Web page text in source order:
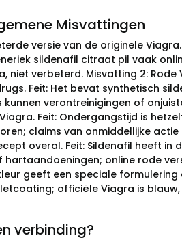
Misvattingen
versie van de originele
sildenafil citraat pil vaak
verbeterd. Misvatting 2:
Feit: Het bevat synthetisch
verontreinigingen of
Feit: Ondergangstijd is
claims van onmiddellijke actie
overal. Feit: Sildenafil heeft in
online rode
geeft een speciale formulering
officiële Viagra is
verbinding?